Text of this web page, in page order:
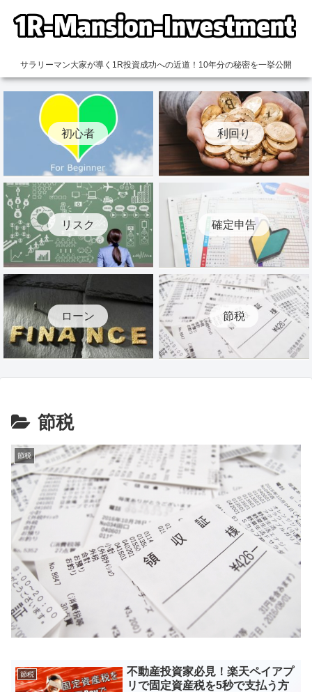
サラリーマン大家が導く1R投資成功への近道！10年分の秘密を一挙公開
初心者 利回り
リスク 確定申告
ローン 節税
節税
節税
節税
不動産投資家必見！楽天ペイアプ
リで固定資産税を5秒で支払う方